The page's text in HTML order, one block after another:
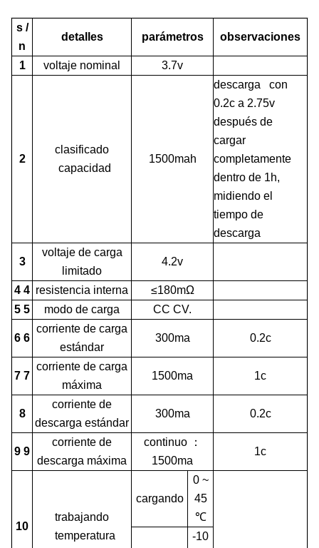
s /
n
detalles parámetros observaciones
1 voltaje nominal 3.7v
2
clasificado
capacidad
1500mah
descarga con
0.2c a 2.75v
después de
cargar
completamente
dentro de 1h,
midiendo el
tiempo de
descarga
3
voltaje de carga
limitado
4.2v
4 4 resistencia interna
≤180mΩ
5 5
modo de carga CC CV.
6 6
corriente de carga
estándar
300ma 0.2c
7 7
corriente de carga
máxima
1500ma 1c
8
corriente de
descarga estándar
300ma 0.2c
9 9
corriente de
descarga máxima
continuo：
1500ma
1c
10
trabajando
temperatura
cargando
0 ~
45
℃
-10